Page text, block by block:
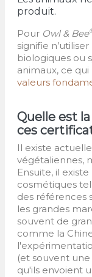
produit.
Pour Owl & Bee
signifie
biologiques ou
animaux, ce
valeurs
Quelle est
ces
Il existe
végétaliennes,
Ensuite, il
cosmétiques
des références
les grandes
souvent de
comme la
(et souvent
qu'ils envoient